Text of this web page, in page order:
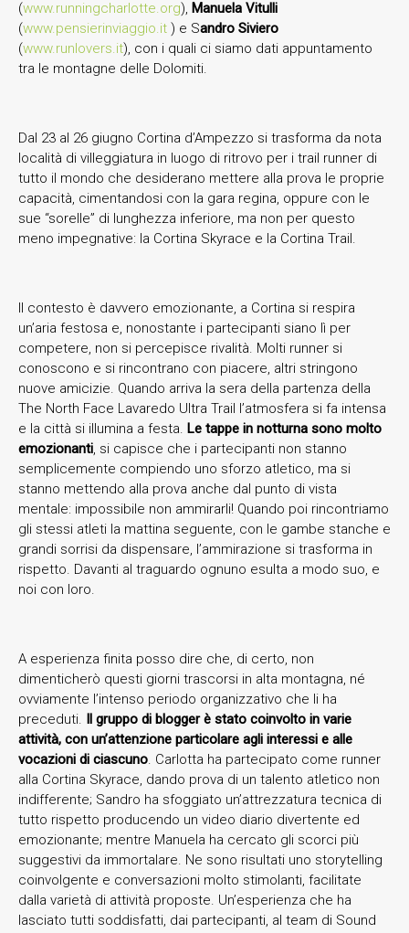
(www.runningcharlotte.org), Manuela Vitulli
(www.pensierinviaggio.it ) e Sandro Siviero
(www.runlovers.it), con i quali ci siamo dati appuntamento
tra le montagne delle Dolomiti.
Dal 23 al 26 giugno Cortina d’Ampezzo si trasforma da nota
località di villeggiatura in luogo di ritrovo per i trail runner di
tutto il mondo che desiderano mettere alla prova le proprie
capacità, cimentandosi con la gara regina, oppure con le
sue “sorelle” di lunghezza inferiore, ma non per questo
meno impegnative: la Cortina Skyrace e la Cortina Trail.
Il contesto è davvero emozionante, a Cortina si respira
un’aria festosa e, nonostante i partecipanti siano lì per
competere, non si percepisce rivalità. Molti runner si
conoscono e si rincontrano con piacere, altri stringono
nuove amicizie. Quando arriva la sera della partenza della
The North Face Lavaredo Ultra Trail l’atmosfera si fa intensa
e la città si illumina a festa. Le tappe in notturna sono molto
emozionanti, si capisce che i partecipanti non stanno
semplicemente compiendo uno sforzo atletico, ma si
stanno mettendo alla prova anche dal punto di vista
mentale: impossibile non ammirarli! Quando poi rincontriamo
gli stessi atleti la mattina seguente, con le gambe stanche e
grandi sorrisi da dispensare, l’ammirazione si trasforma in
rispetto. Davanti al traguardo ognuno esulta a modo suo, e
noi con loro.
A esperienza finita posso dire che, di certo, non
dimenticherò questi giorni trascorsi in alta montagna, né
ovviamente l’intenso periodo organizzativo che li ha
preceduti. Il gruppo di blogger è stato coinvolto in varie
attività, con un’attenzione particolare agli interessi e alle
vocazioni di ciascuno. Carlotta ha partecipato come runner
alla Cortina Skyrace, dando prova di un talento atletico non
indifferente; Sandro ha sfoggiato un’attrezzatura tecnica di
tutto rispetto producendo un video diario divertente ed
emozionante; mentre Manuela ha cercato gli scorci più
suggestivi da immortalare. Ne sono risultati uno storytelling
coinvolgente e conversazioni molto stimolanti, facilitate
dalla varietà di attività proposte. Un’esperienza che ha
lasciato tutti soddisfatti, dai partecipanti, al team di Sound